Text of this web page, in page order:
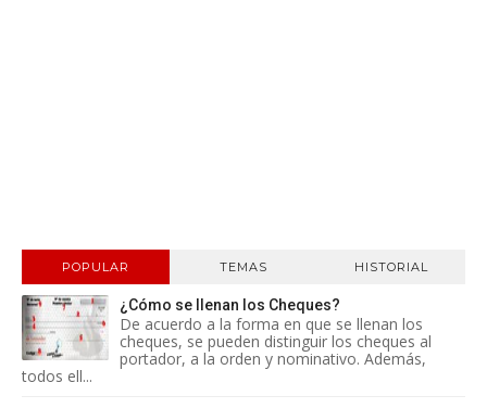
POPULAR TEMAS HISTORIAL
¿Cómo se llenan los Cheques?
De acuerdo a la forma en que se llenan los
cheques, se pueden distinguir los cheques al
portador, a la orden y nominativo. Además,
todos ell...